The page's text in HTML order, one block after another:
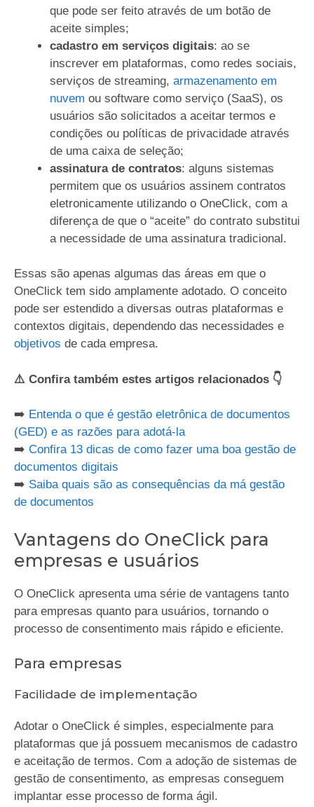
que pode ser feito através de um botão de
aceite simples;
cadastro em serviços digitais: ao se
inscrever em plataformas, como redes sociais,
serviços de streaming, armazenamento em
nuvem ou software como serviço (SaaS), os
usuários são solicitados a aceitar termos e
condições ou políticas de privacidade através
de uma caixa de seleção;
assinatura de contratos: alguns sistemas
permitem que os usuários assinem contratos
eletronicamente utilizando o OneClick, com a
diferença de que o “aceite” do contrato substitui
a necessidade de uma assinatura tradicional.
Essas são apenas algumas das áreas em que o
OneClick tem sido amplamente adotado. O conceito
pode ser estendido a diversas outras plataformas e
contextos digitais, dependendo das necessidades e
objetivos de cada empresa.
⚠️ Confira também estes artigos relacionados 👇
➡️ Entenda o que é gestão eletrônica de documentos
(GED) e as razões para adotá-la
➡️ Confira 13 dicas de como fazer uma boa gestão de
documentos digitais
➡️ Saiba quais são as consequências da má gestão
de documentos
Vantagens do OneClick para
empresas e usuários
O OneClick apresenta uma série de vantagens tanto
para empresas quanto para usuários, tornando o
processo de consentimento mais rápido e eficiente.
Para empresas
Facilidade de implementação
Adotar o OneClick é simples, especialmente para
plataformas que já possuem mecanismos de cadastro
e aceitação de termos. Com a adoção de sistemas de
gestão de consentimento, as empresas conseguem
implantar esse processo de forma ágil.